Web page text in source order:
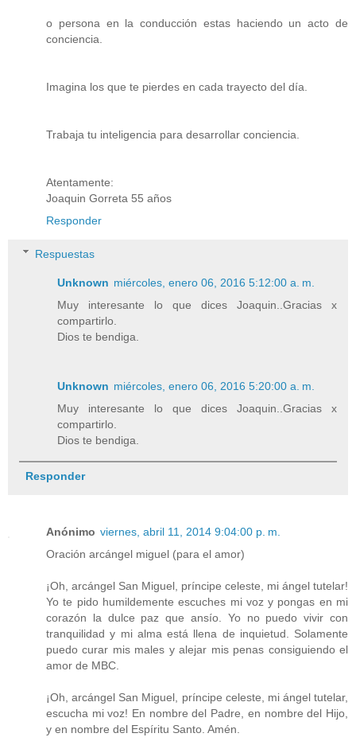
o persona en la conducción estas haciendo un acto de
conciencia.
Imagina los que te pierdes en cada trayecto del día.
Trabaja tu inteligencia para desarrollar conciencia.
Atentamente:
Joaquin Gorreta 55 años
Responder
Respuestas
Unknown miércoles, enero 06, 2016 5:12:00 a. m.
Muy interesante lo que dices Joaquin..Gracias x
compartirlo.
Dios te bendiga.
Unknown miércoles, enero 06, 2016 5:20:00 a. m.
Muy interesante lo que dices Joaquin..Gracias x
compartirlo.
Dios te bendiga.
Responder
Anónimo viernes, abril 11, 2014 9:04:00 p. m.
Oración arcángel miguel (para el amor)
¡Oh, arcángel San Miguel, príncipe celeste, mi ángel tutelar!
Yo te pido humildemente escuches mi voz y pongas en mi
corazón la dulce paz que ansío. Yo no puedo vivir con
tranquilidad y mi alma está llena de inquietud. Solamente
puedo curar mis males y alejar mis penas consiguiendo el
amor de MBC.
¡Oh, arcángel San Miguel, príncipe celeste, mi ángel tutelar,
escucha mi voz! En nombre del Padre, en nombre del Hijo,
y en nombre del Espíritu Santo. Amén.